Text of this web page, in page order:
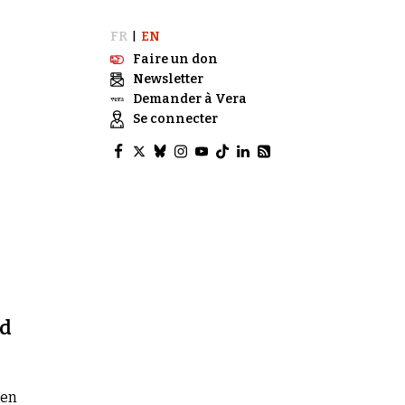
FR
EN
Faire un don
Newsletter
Demander à Vera
Se connecter